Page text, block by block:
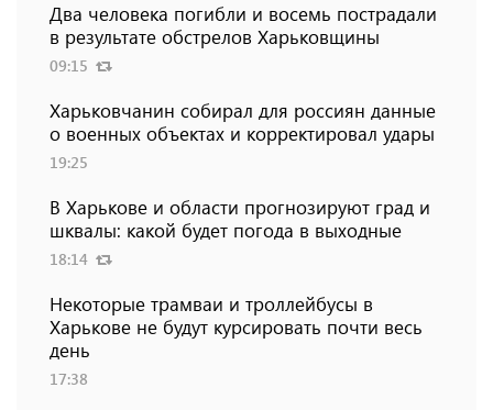
Два человека погибли и восемь пострадали
в результате обстрелов Харьковщины
09:15
Харьковчанин собирал для россиян данные
о военных объектах и ​​корректировал удары
19:25
В Харькове и области прогнозируют град и
шквалы: какой будет погода в выходные
18:14
Некоторые трамваи и троллейбусы в
Харькове не будут курсировать почти весь
день
17:38